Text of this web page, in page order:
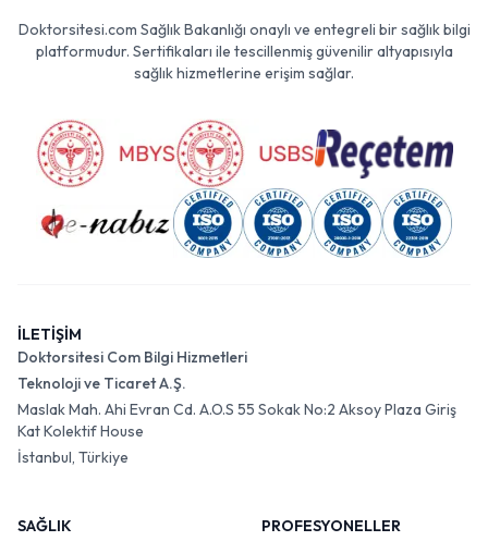
Doktorsitesi.com Sağlık Bakanlığı onaylı ve entegreli bir sağlık bilgi
platformudur. Sertifikaları ile tescillenmiş güvenilir altyapısıyla
sağlık hizmetlerine erişim sağlar.
İLETİŞİM
Doktorsitesi Com Bilgi Hizmetleri
Teknoloji ve Ticaret A.Ş.
Maslak Mah. Ahi Evran Cd. A.O.S 55 Sokak No:2 Aksoy Plaza Giriş
Kat Kolektif House
İstanbul, Türkiye
SAĞLIK
PROFESYONELLER